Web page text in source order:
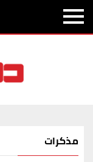
مذكرات